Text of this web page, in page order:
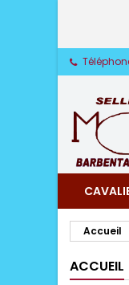
Accueil
ACCUEIL